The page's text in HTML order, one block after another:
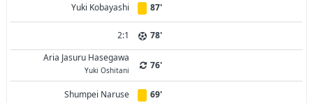
Yuki Kobayashi
87'
2:1
78'
Aria Jasuru Hasegawa
Yuki Oshitani 76'
Shumpei Naruse 69'